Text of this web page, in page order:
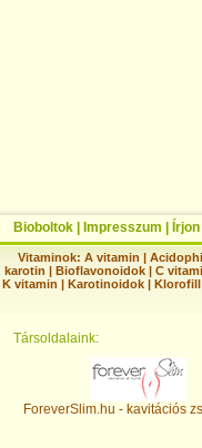
Bioboltok Impresszum
Vitaminok: A vitamin |
karotin | Bioflavonoidok | C
K vitamin | Karotinoidok | Klorofill
Társoldalaink:
ForeverSlim.hu - kavitációs